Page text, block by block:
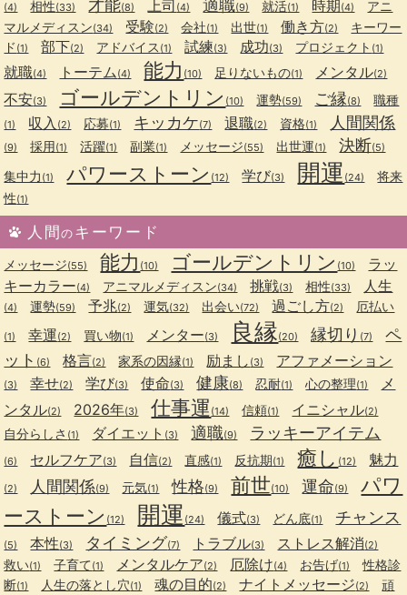
(4) 相性(33) 才能(8) 上司 (4) 適職(9) 就活(1) 時期(4)
アニ
マルメディスン(34) 受験(2) 会社(1) 出世(1) 働き方(2)
キーワー
ド (1) 部下(2) アドバイス (1) 試練(3) 成功(3) プロジェクト (1)
就職(4) トーテム(4) 能力 (10) 足りないもの(1) メンタル(2)
不安(3) ゴールデントリン (10) 運勢(59) ご縁(8) 職種
(1) 収入 (2) 応募(1) キッカケ(7) 退職(2) 資格(1) 人間関係
(9) 採用(1) 活躍(1) 副業(1) メッセージ(55) 出世運(1) 決断(5)
集中力 (1) パワーストーン (12) 学び(3) 開運 (24)
将来
性(1)
人間のキーワード
メッセージ(55) 能力 (10) ゴールデントリン (10)
ラッ
キーカラー(4) アニマルメディスン(34) 挑戦(3) 相性(33) 人生
(4) 運勢(59) 予兆(2) 運気(32) 出会い(72) 過ごし方(2) 厄払い
(1) 幸運(2) 買い物(1) メンター(3) 良縁(20) 縁切り (7)
ペ
ット (6) 格言(2) 家系の因縁(1) 励まし (3) アファメーション
(3) 幸せ(2) 学び(3) 使命(3) 健康(8) 忍耐(1) 心の整理(1)
メ
ンタル(2) 2026年(3) 仕事運 (14) 信頼(1) イニシャル(2)
自分らしさ (1) ダイエット (3) 適職(9) ラッキーアイテム
(6) セルフケア(3) 自信(2) 直感(1) 反抗期(1) 癒し (12) 魅力
(2) 人間関係(9) 元気(1) 性格(9) 前世(10) 運命(9)
パワ
ーストーン (12) 開運 (24) 儀式(3) どん底(1) チャンス
(5) 本性(3) タイミング(7) トラブル(3) ストレス解消(2)
救い(1) 子育て(1) メンタルケア(2) 厄除け(4) お告げ(1)
性格診
断(1) 人生の落とし穴(1) 魂の目的(2) ナイトメッセージ(2)
頑